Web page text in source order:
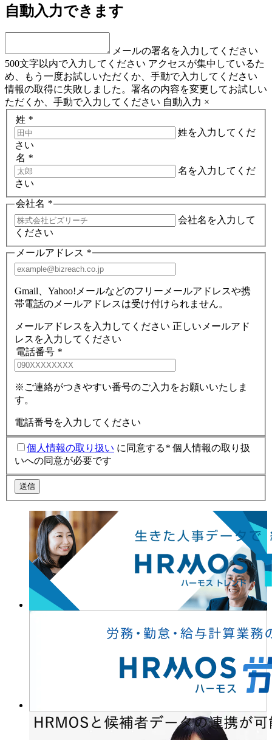
自動入力できます
メールの署名を入力してください
500文字以内で入力してください アクセスが集中しているた
め、もう一度お試しいただくか、手動で入力してください
情報の取得に失敗しました。署名の内容を変更してお試しい
ただくか、手動で入力してください 自動入力 ×
姓 *
姓を入力してくだ
さい
名 *
名を入力してくだ
さい
会社名 *
会社名を入力して
ください
メールアドレス *
Gmail、Yahoo!メールなどのフリーメールアドレスや携
帯電話のメールアドレスは受け付けられません。
メールアドレスを入力してください 正しいメールアド
レスを入力してください
電話番号 *
※ご連絡がつきやすい番号のご入力をお願いいたしま
す。
電話番号を入力してください
個人情報の取り扱い に同意する* 個人情報の取り扱
いへの同意が必要です